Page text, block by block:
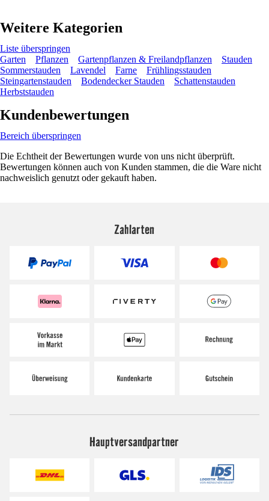
Weitere Kategorien
Liste überspringen
Garten
Pflanzen Gartenpflanzen & Freilandpflanzen
Stauden
Sommerstauden
Lavendel Farne
Frühlingsstauden
Steingartenstauden
Bodendecker Stauden
Schattenstauden
Herbststauden
Kundenbewertungen
Bereich überspringen
Die Echtheit der Bewertungen wurde von uns nicht überprüft.
Bewertungen können auch von Kunden stammen, die die Ware nicht
nachweislich genutzt oder gekauft haben.
Zahlarten
Hauptversandpartner